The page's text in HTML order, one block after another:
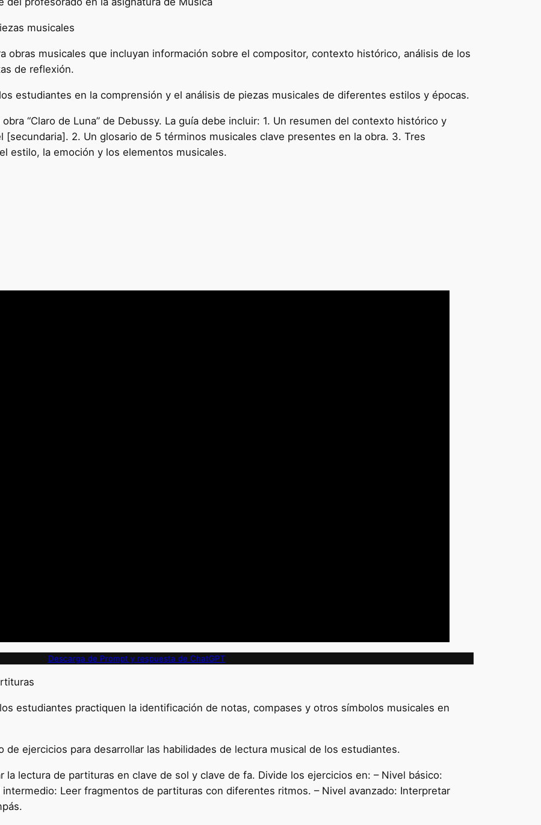
musicales
obras musicales que incluyan información sobre el compositor, contexto histórico, análisis de los
de reflexión.
estudiantes en la comprensión y el análisis de piezas musicales de diferentes estilos y épocas.
“Claro de Luna” de Debussy. La guía debe incluir: 1. Un resumen del contexto histórico y
2. Un glosario de 5 términos musicales clave presentes en la obra. 3. Tres
estilo, la emoción y los elementos musicales.
Descarga de Prompt y respuesta de ChatGPT
estudiantes practiquen la identificación de notas, compases y otros símbolos musicales en
de ejercicios para desarrollar las habilidades de lectura musical de los estudiantes.
la lectura de partituras en clave de sol y clave de fa. Divide los ejercicios en: – Nivel básico:
Leer fragmentos de partituras con diferentes ritmos. – Nivel avanzado: Interpretar